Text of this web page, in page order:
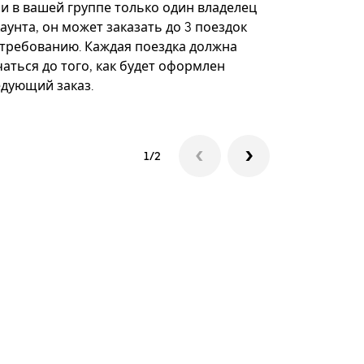
в вашей группе только один владелец
он может заказать до 3 поездок
Каждая поездка должна
до того, как будет оформлен
заказ.
1/2